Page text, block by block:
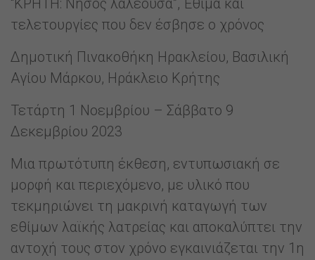
“ΚΡΗΤΗ: Νήσος λαλέουσα”, Έθιμα και
τελετουργίες που δεν έσβησε ο χρόνος
Δημοτική Πινακοθήκη Ηρακλείου, Βασιλική
Αγίου Μάρκου, Ηράκλειο Κρήτης
Τετάρτη 1 Νοεμβρίου – Σάββατο 9
Δεκεμβρίου 2023
Μια πρωτότυπη έκθεση, εντυπωσιακή σε
μορφή και περιεχόμενο, με υλικό που
τεκμηριώνει τη μακρινή καταγωγή των
εθίμων λαϊκής λατρείας και αποκαλύπτει την
αντοχή τους στον χρόνο εγκαινιάζεται την 1η